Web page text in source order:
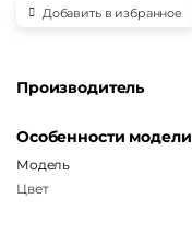
Добавить в избранное
Производитель
Особенности модели
Модель
Цвет